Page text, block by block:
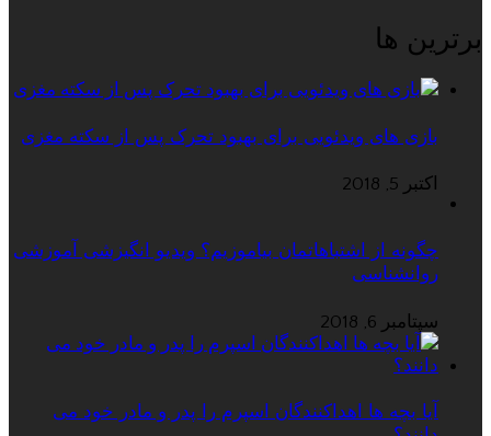
برترین ها
بازی های ویدئویی برای بهبود تحرک پس از سکته مغزی
اکتبر 5, 2018
چگونه از اشتباهاتمان بیاموزیم؟ ویدیو انگیزشی آموزشی
روانشناسی
سپتامبر 6, 2018
آیا بچه ها اهداکنندگان اسپرم را پدر و مادر خود می